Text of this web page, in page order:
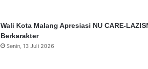
Wali Kota Malang Apresiasi NU CARE-
Berkarakter
Senin, 13 Juli 2026